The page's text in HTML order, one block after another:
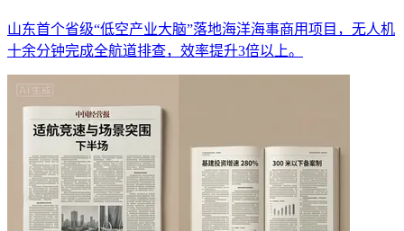
山东首个省级“低空产业大脑”落地海洋海事商用项目，无人机
十余分钟完成全航道排查，效率提升3倍以上。